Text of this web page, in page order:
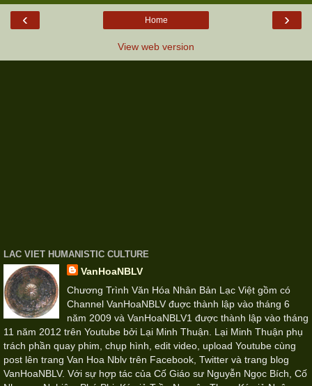
‹ ›
Home
View web version
LAC VIET HUMANISTIC CULTURE
VanHoaNBLV
Chương Trình Văn Hóa Nhân Bản Lạc Việt gồm có
Channel VanHoaNBLV đuợc thành lập vào tháng 6
năm 2009 và VanHoaNBLV1 được thành lập vào tháng
11 năm 2012 trên Youtube bởi Lại Minh Thuận. Lại Minh Thuận phụ
trách phần quay phim, chụp hình, edit video, upload Youtube cùng
post lên trang Van Hoa Nblv trên Facebook, Twitter và trang blog
VanHoaNBLV. Với sự hợp tác của Cố Giáo sư Nguyễn Ngọc Bích, Cố